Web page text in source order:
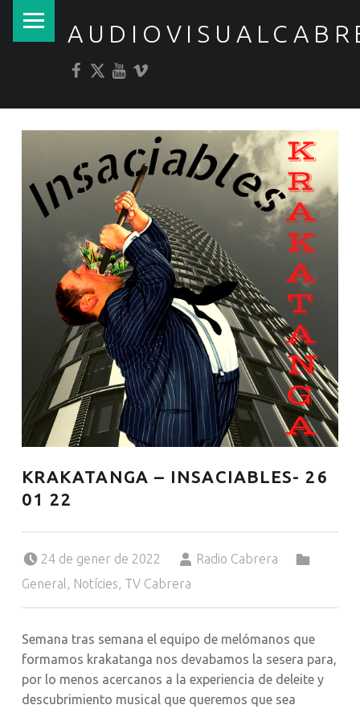
KRAKATANGA – INSACIABLES- 26
01 22
24 de gener de 2022
Radio Cabrera
General , Notícies, TV Cabrera
Semana tras semana el equipo de melómanos que
formamos krakatanga nos devabamos la sesera para,
por lo menos acercanos a la experiencia de deleite y
descubrimiento musical que queremos que sea